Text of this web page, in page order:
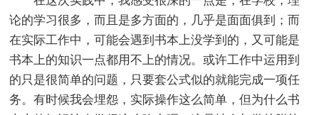
论的学习很多，而且是多方面的，几乎是面面俱到；而
在实际工作中，可能会遇到书本上没学到的，又可能是
书本上的知识一点都用不上的情况。或许工作中运用到
的只是很简单的问题，只要套公式似的就能完成一项任
务。有时候我会埋怨，实际操作这么简单，但为什么书